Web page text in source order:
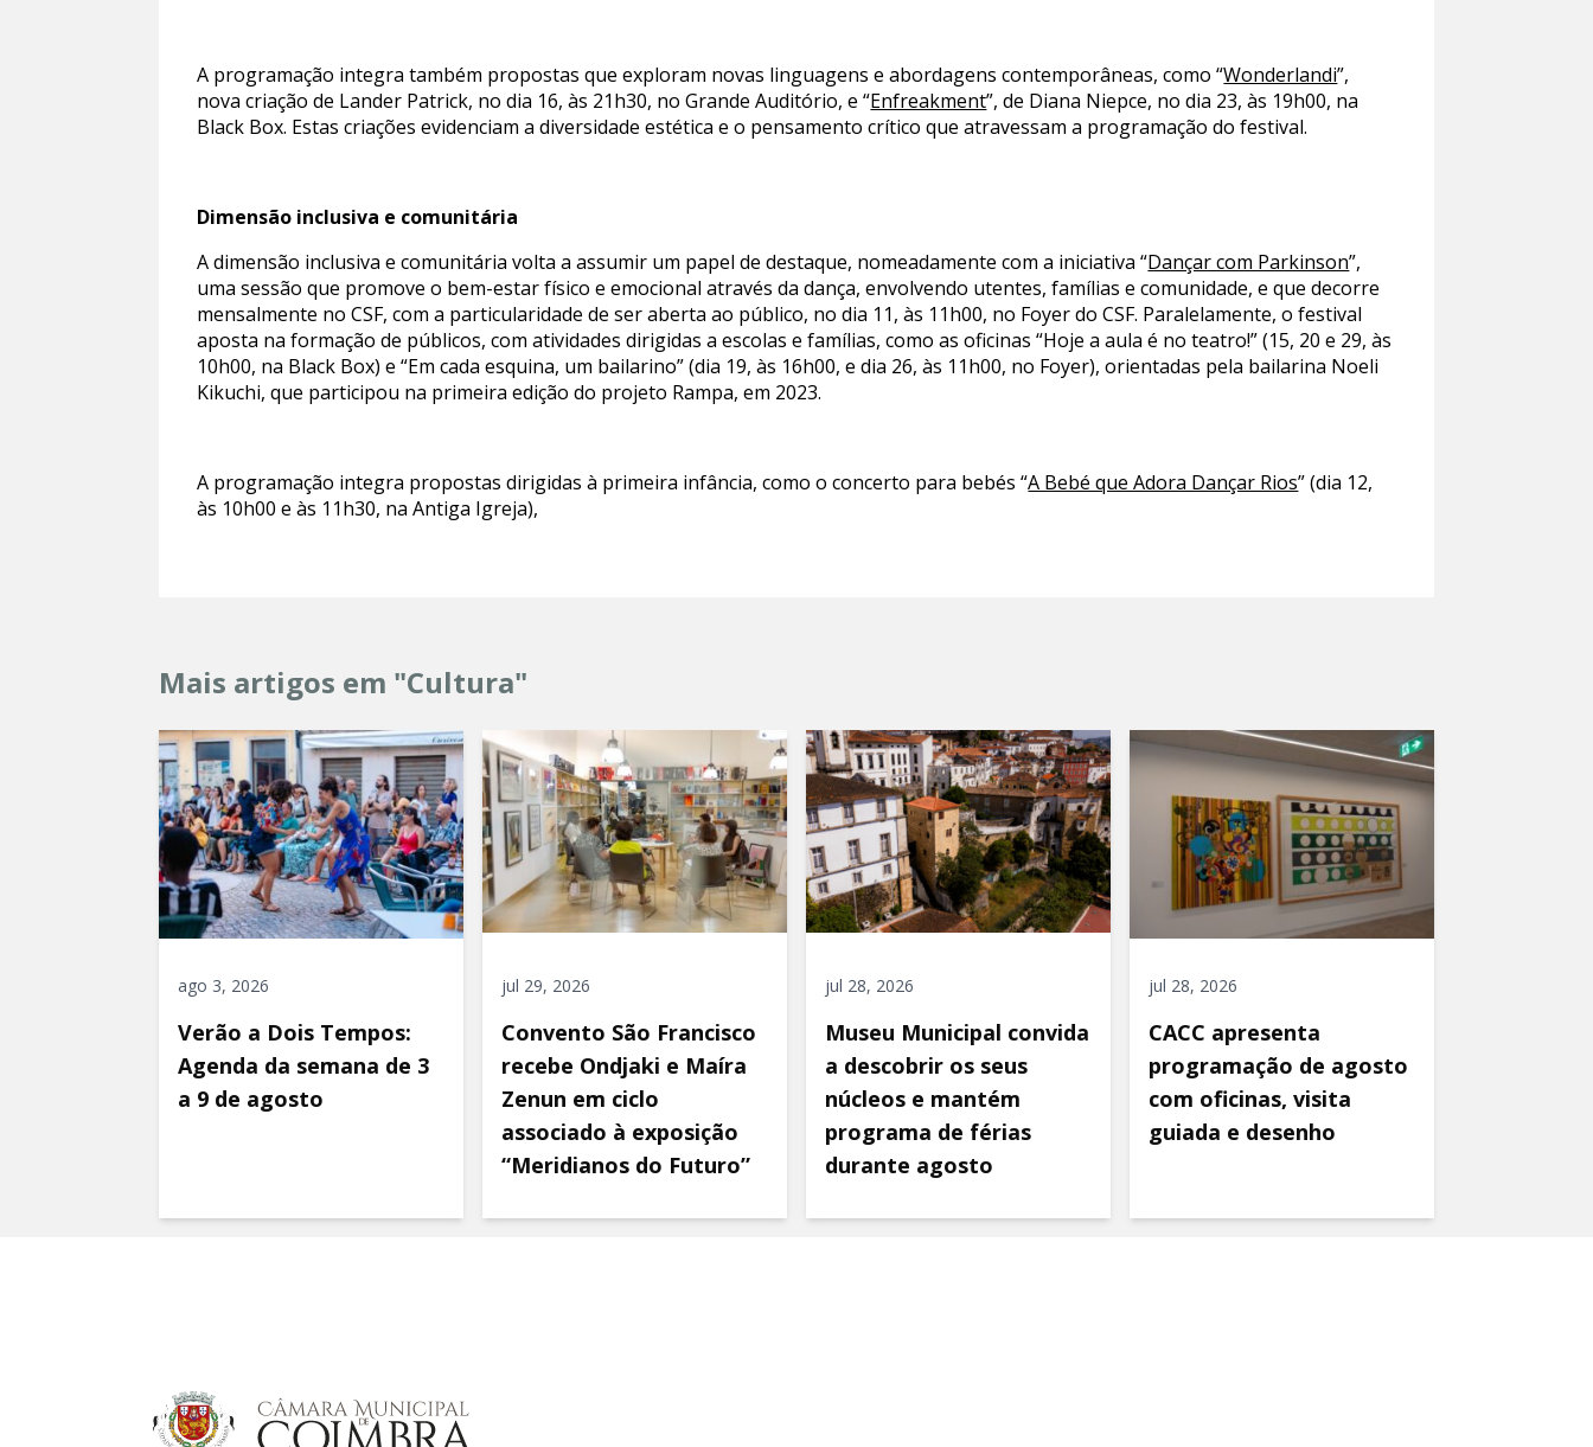
A programação integra também propostas que exploram novas linguagens e abordagens contemporâneas, como “Wonderlandi”,
nova criação de Lander Patrick, no dia 16, às 21h30, no Grande Auditório, e “Enfreakment”, de Diana Niepce, no dia 23, às 19h00, na
Black Box. Estas criações evidenciam a diversidade estética e o pensamento crítico que atravessam a programação do festival.
Dimensão inclusiva e comunitária
A dimensão inclusiva e comunitária volta a assumir um papel de destaque, nomeadamente com a iniciativa “Dançar com Parkinson”,
uma sessão que promove o bem-estar físico e emocional através da dança, envolvendo utentes, famílias e comunidade, e que decorre
mensalmente no CSF, com a particularidade de ser aberta ao público, no dia 11, às 11h00, no Foyer do CSF. Paralelamente, o festival
aposta na formação de públicos, com atividades dirigidas a escolas e famílias, como as oficinas “Hoje a aula é no teatro!” (15, 20 e 29, às
10h00, na Black Box) e “Em cada esquina, um bailarino” (dia 19, às 16h00, e dia 26, às 11h00, no Foyer), orientadas pela bailarina Noeli
Kikuchi, que participou na primeira edição do projeto Rampa, em 2023.
A programação integra propostas dirigidas à primeira infância, como o concerto para bebés “A Bebé que Adora Dançar Rios” (dia 12,
às 10h00 e às 11h30, na Antiga Igreja),
Mais artigos em "Cultura"
ago 3, 2026
Verão a Dois Tempos:
Agenda da semana de 3
a 9 de agosto
jul 29, 2026
Convento São Francisco
recebe Ondjaki e Maíra
Zenun em ciclo
associado à exposição
“Meridianos do Futuro”
jul 28, 2026
Museu Municipal convida
a descobrir os seus
núcleos e mantém
programa de férias
durante agosto
jul 28, 2026
CACC apresenta
programação de agosto
com oficinas, visita
guiada e desenho